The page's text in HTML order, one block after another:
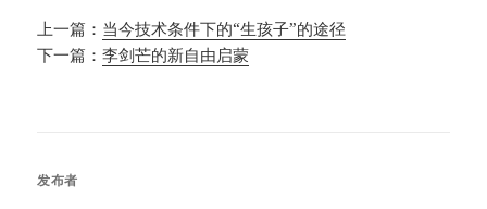
上一篇： 当今技术条件下的“生孩子”的途径
下一篇：李剑芒的新自由启蒙
发布者